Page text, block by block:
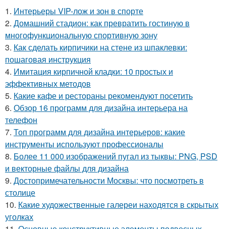
1. Интерьеры VIP-лож и зон в спорте
2. Домашний стадион: как превратить гостиную в
многофункциональную спортивную зону
3. Как сделать кирпичики на стене из шпаклевки:
пошаговая инструкция
4. Имитация кирпичной кладки: 10 простых и
эффективных методов
5. Какие кафе и рестораны рекомендуют посетить
6. Обзор 16 программ для дизайна интерьера на
телефон
7. Топ программ для дизайна интерьеров: какие
инструменты используют профессионалы
8. Более 11 000 изображений пугал из тыквы: PNG, PSD
и векторные файлы для дизайна
9. Достопримечательности Москвы: что посмотреть в
столице
10. Какие художественные галереи находятся в скрытых
уголках